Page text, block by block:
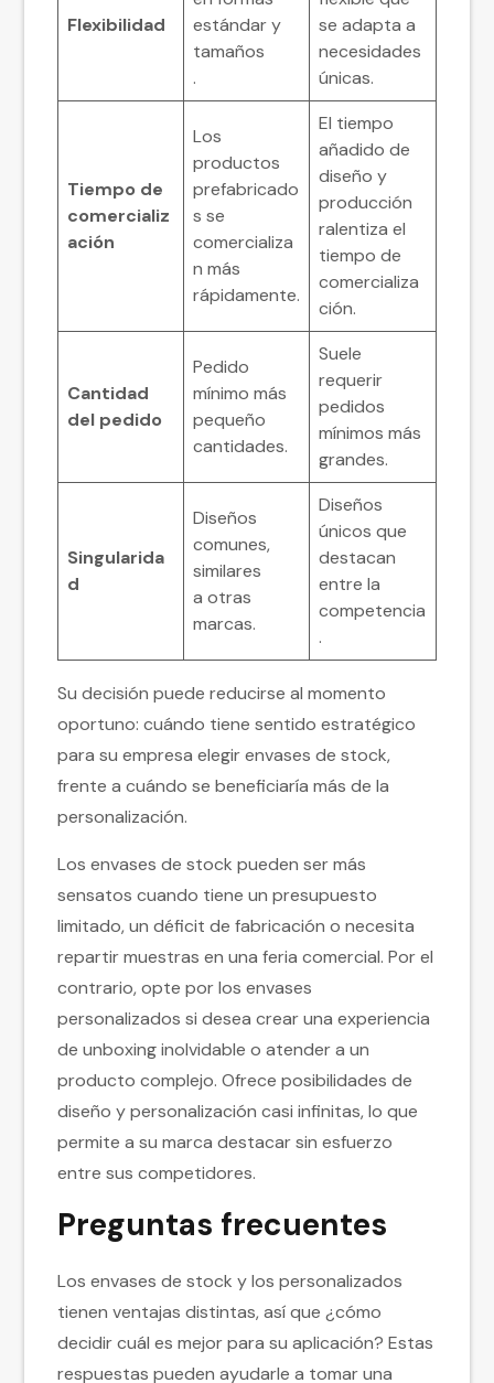
Flexibilidad
estándar y
tamaños
.
se adapta a
necesidades
únicas.
Tiempo de
comercializ
ación
Los
productos
prefabricado
s se
comercializa
n más
rápidamente.
El tiempo
añadido de
diseño y
producción
ralentiza el
tiempo de
comercializa
ción.
Cantidad
del pedido
Pedido
mínimo más
pequeño
cantidades.
Suele
requerir
pedidos
mínimos más
grandes.
Singularida
d
Diseños
comunes,
similares
a otras
marcas.
Diseños
únicos que
destacan
entre la
competencia
.
Su decisión puede reducirse al momento
oportuno: cuándo tiene sentido estratégico
para su empresa elegir envases de stock,
frente a cuándo se beneficiaría más de la
personalización.
Los envases de stock pueden ser más
sensatos cuando tiene un presupuesto
limitado, un déficit de fabricación o necesita
repartir muestras en una feria comercial. Por el
contrario, opte por los envases
personalizados si desea crear una experiencia
de unboxing inolvidable o atender a un
producto complejo. Ofrece posibilidades de
diseño y personalización casi infinitas, lo que
permite a su marca destacar sin esfuerzo
entre sus competidores.
Preguntas frecuentes
Los envases de stock y los personalizados
tienen ventajas distintas, así que ¿cómo
decidir cuál es mejor para su aplicación? Estas
respuestas pueden ayudarle a tomar una